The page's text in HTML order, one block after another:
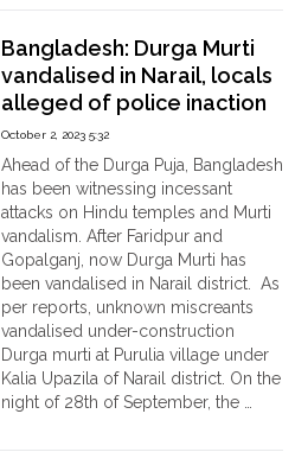
Bangladesh: Durga Murti
vandalised in Narail, locals
alleged of police inaction
October 2, 2023 5:32
Ahead of the Durga Puja, Bangladesh
has been witnessing incessant
attacks on Hindu temples and Murti
vandalism. After Faridpur and
Gopalganj, now Durga Murti has
been vandalised in Narail district. As
per reports, unknown miscreants
vandalised under-construction
Durga murti at Purulia village under
Kalia Upazila of Narail district. On the
night of 28th of September, the …